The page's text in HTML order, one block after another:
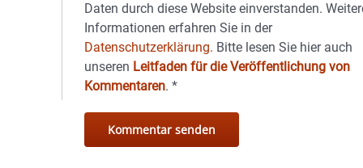
Daten durch diese Website einverstanden.
Informationen erfahren Sie in der
Datenschutzerklärung. Bitte lesen Sie hier auch
unseren Leitfaden für die Veröffentlichung von
Kommentaren.*